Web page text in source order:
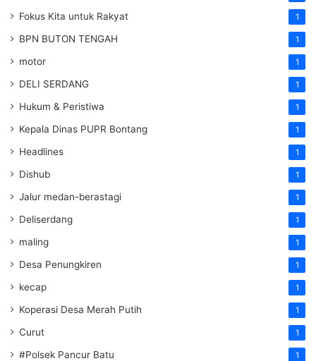
Fokus Kita untuk Rakyat 1
BPN BUTON TENGAH 1
motor 1
DELI SERDANG 1
Hukum & Peristiwa 1
Kepala Dinas PUPR Bontang 1
Headlines 1
Dishub 1
Jalur medan-berastagi 1
Deliserdang 1
maling 1
Desa Penungkiren 1
kecap 1
Koperasi Desa Merah Putih 1
Curut 1
#Polsek Pancur Batu 1